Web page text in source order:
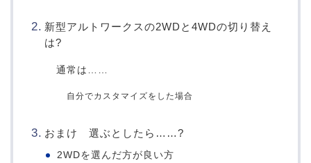
新型アルトワークスの2WDと4WDの切り替え
は?
通常は……
自分でカスタマイズをした場合
おまけ 選ぶとしたら……?
2WDを選んだ方が良い方